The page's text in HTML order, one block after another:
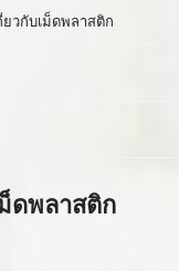
วกับเม็ดพลาสติก
ดพลาสติก